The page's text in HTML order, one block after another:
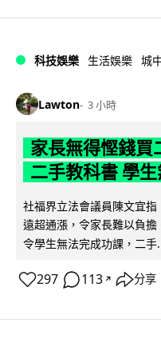
科技娛樂 生活娛樂 城
Lawton 3 小時
家長無得慳錢買
二手教科書 學
社福界立法會議員陳文宜
遠超通漲，令家長難以負擔
令學生無法完成功課，二手
297 113 ↗ 分享